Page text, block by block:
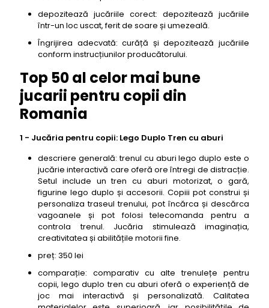
depozitează jucăriile corect: depozitează jucăriile
într-un loc uscat, ferit de soare și umezeală.
Îngrijirea adecvată: curăță și depozitează jucăriile
conform instrucțiunilor producătorului.
Top 50 al celor mai bune
jucarii pentru copii din
Romania
1 - Jucăria pentru copii: Lego Duplo Tren cu aburi
descriere generală: trenul cu aburi lego duplo este o
jucărie interactivă care oferă ore întregi de distracție.
Setul include un tren cu aburi motorizat, o gară,
figurine lego duplo și accesorii. Copiii pot construi și
personaliza traseul trenului, pot încărca și descărca
vagoanele și pot folosi telecomanda pentru a
controla trenul. Jucăria stimulează imaginația,
creativitatea și abilitățile motorii fine.
preț: 350 lei
comparație: comparativ cu alte trenulețe pentru
copii, lego duplo tren cu aburi oferă o experiență de
joc mai interactivă și personalizată. Calitatea